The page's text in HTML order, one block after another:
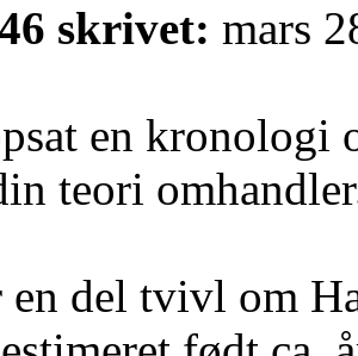
skrivet: mars
en
teori
del tvivl om